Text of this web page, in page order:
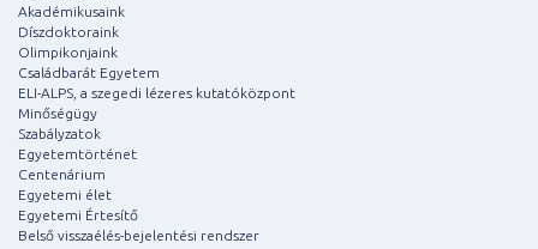
Akadémikusaink
Díszdoktoraink
Olimpikonjaink
Családbarát Egyetem
ELI-ALPS, a szegedi lézeres kutatóközpont
Minőségügy
Szabályzatok
Egyetemtörténet
Centenárium
Egyetemi élet
Egyetemi Értesítő
Belső visszaélés-bejelentési rendszer